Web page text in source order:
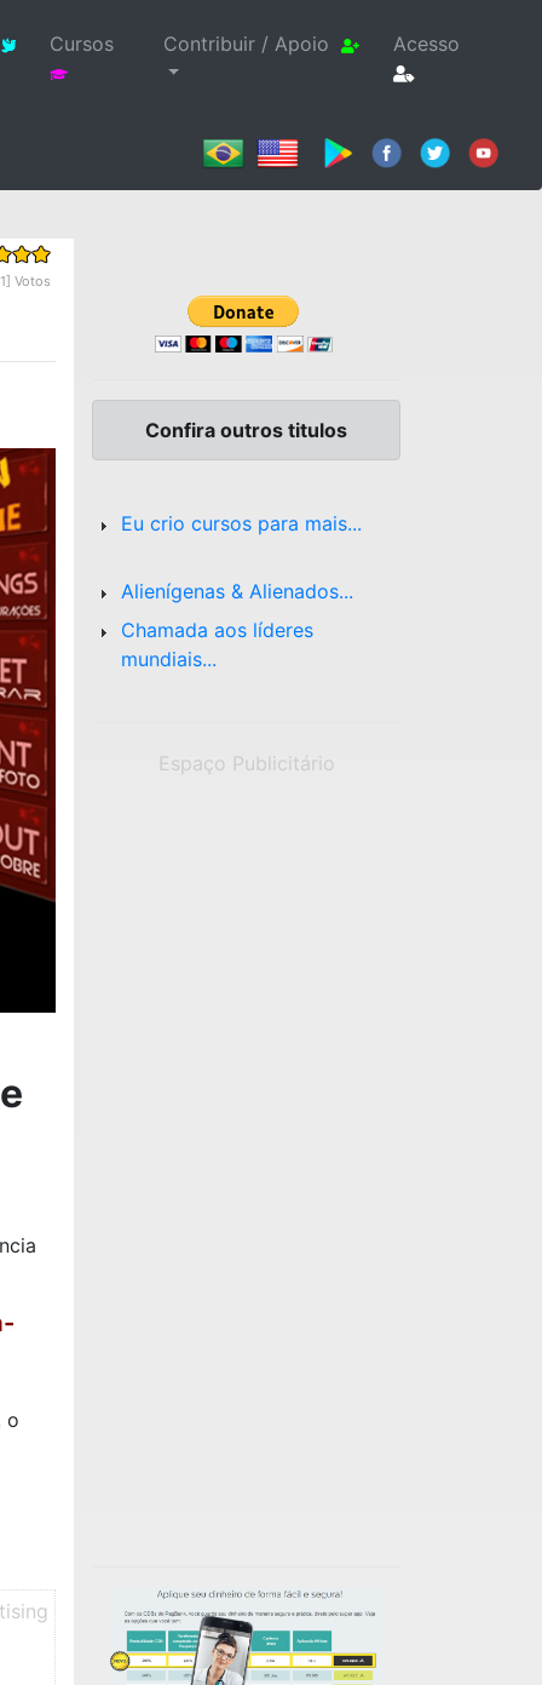
Cursos Contribuir / Apoio Acesso
Votos
o
Confira outros titulos
Eu crio cursos para mais...
Alienígenas & Alienados...
Chamada aos líderes
mundiais...
Espaço Publicitário